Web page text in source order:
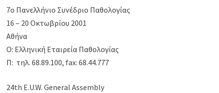
7ο Πανελλήνιο Συνέδριο Παθολογίας
16 – 20 Οκτωβρίου 2001
Αθήνα
Ο: Ελληνική Εταιρεία Παθολογίας
Π: τηλ. 68.89.100, fax: 68.44.777
24th E.U.W. General Assembly